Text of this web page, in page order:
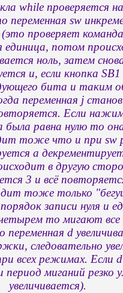
while проверяется
sw
проверяет
потом
ноль, затем
и, если кнопка
бита и таким
переменная j
Если
была равна нулю то
тоже что и при sw
а
в другую
3 и всё
тоже только
записи нуля и
четырем то мигают
d
следовательно
всех режимах. Если
период миганий
увеличивается).